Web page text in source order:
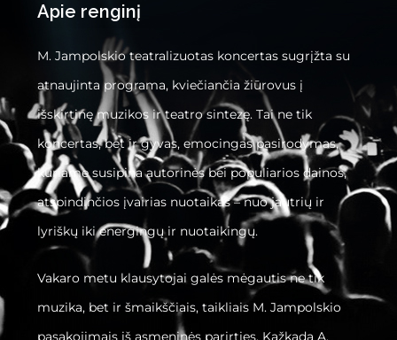
Apie renginį
M. Jampolskio teatralizuotas koncertas sugrįžta su
atnaujinta programa, kviečiančia žiūrovus į
išskirtinę muzikos ir teatro sintezę. Tai ne tik
koncertas, bet ir gyvas, emocingas pasirodymas,
kuriame susipina autorinės bei populiarios dainos,
atspindinčios įvairias nuotaikas – nuo jautrių ir
lyriškų iki energingų ir nuotaikingų.
Vakaro metu klausytojai galės mėgautis ne tik
muzika, bet ir šmaikščiais, taikliais M. Jampolskio
pasakojimais iš asmeninės parirties. Kažkada A.